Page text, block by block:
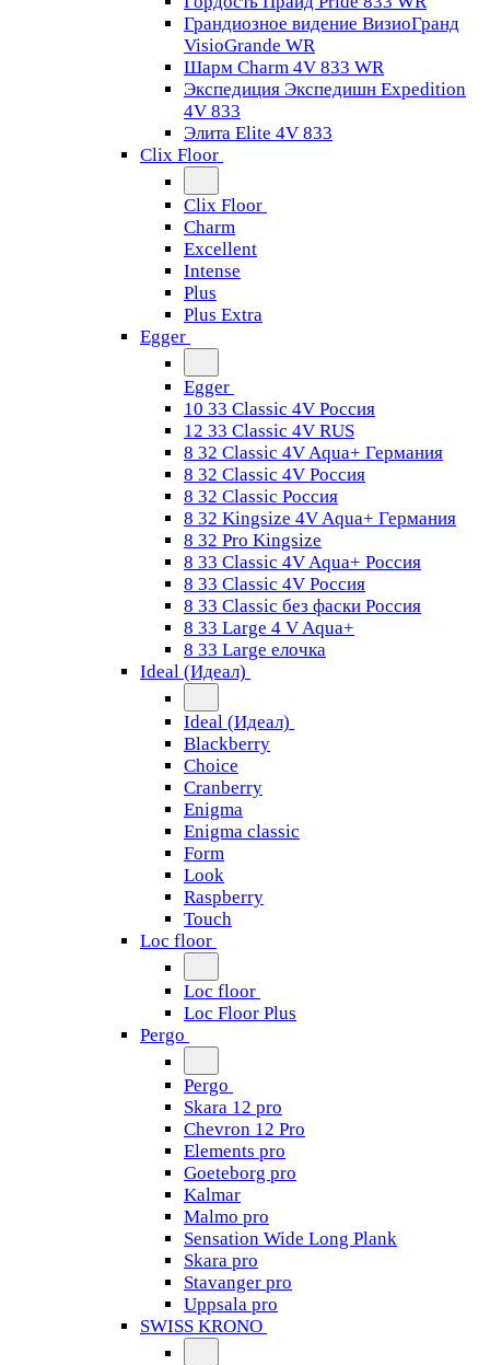
Грандиозное видение ВизиоГранд
VisioGrande WR
Шарм Charm 4V 833 WR
Экспедиция Экспедишн Expedition
4V 833
Элита Elite 4V 833
Clix Floor
Clix Floor
Charm
Excellent
Intense
Plus
Plus Extra
Egger
Egger
10 33 Classic 4V Россия
12 33 Classic 4V RUS
8 32 Classic 4V Aqua+ Германия
8 32 Classic 4V Россия
8 32 Classic Россия
8 32 Kingsize 4V Aqua+ Германия
8 32 Pro Kingsize
8 33 Classic 4V Aqua+ Россия
8 33 Classic 4V Россия
8 33 Classic без фаски Россия
8 33 Large 4 V Aqua+
8 33 Large елочка
Ideal (Идеал)
Ideal (Идеал)
Blackberry
Choice
Cranberry
Enigma
Enigma classic
Form
Look
Raspberry
Touch
Loc floor
Loc floor
Loc Floor Plus
Pergo
Pergo
Skara 12 pro
Chevron 12 Pro
Elements pro
Goeteborg pro
Kalmar
Malmo pro
Sensation Wide Long Plank
Skara pro
Stavanger pro
Uppsala pro
SWISS KRONO